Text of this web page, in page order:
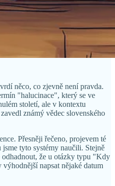
něco, co zjevně není pravda.
"halucinace", který se ve
století, ale v kontextu
známý vědec slovenského
Přesněji řečeno, projevem té
tyto systémy naučili. Stejně
že u otázky typu "Kdy
napsat nějaké datum